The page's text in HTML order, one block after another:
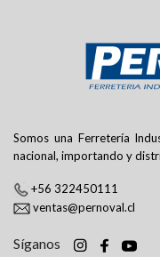
Somos una Ferretería
nacional, importando y
+56 322450111
ventas@pernoval.cl
Síganos